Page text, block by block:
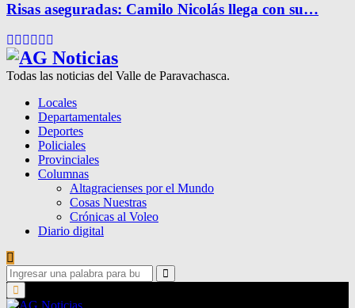
Risas aseguradas: Camilo Nicolás llega con su…
Facebook
Twitter
Instagram
Pinterest
Google
Todas las noticias del Valle de Paravachasca.
Locales
Departamentales
Deportes
Policiales
Provinciales
Columnas
Altagracienses por el Mundo
Cosas Nuestras
Crónicas al Voleo
Diario digital
Search
for:
Search
Primary
Menu